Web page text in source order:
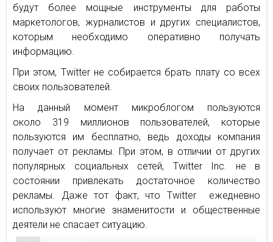
будут более мощные инструменты для работы
маркетологов, журналистов и других специалистов,
которым необходимо оперативно получать
информацию.
При этом, Тwitter не собирается брать плату со всех
своих пользователей.
На данный момент микроблогом пользуются
около 319 миллионов пользователей, которые
пользуются им бесплатно, ведь доходы компания
получает от рекламы. При этом, в отличии от других
популярных социальных сетей, Twitter Inc. не в
состоянии привлекать достаточное количество
рекламы. Даже тот факт, что Twitter ежедневно
используют многие знаменитости и общественные
деятели не спасает ситуацию.